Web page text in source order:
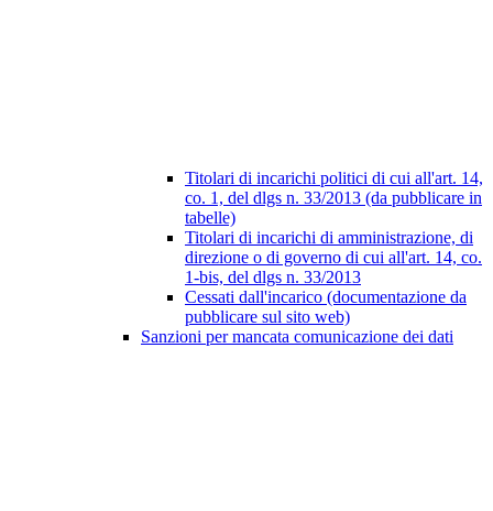
Titolari di incarichi politici di cui all'art. 14,
co. 1, del dlgs n. 33/2013 (da pubblicare in
tabelle)
Titolari di incarichi di amministrazione, di
direzione o di governo di cui all'art. 14, co.
1-bis, del dlgs n. 33/2013
Cessati dall'incarico (documentazione da
pubblicare sul sito web)
Sanzioni per mancata comunicazione dei dati